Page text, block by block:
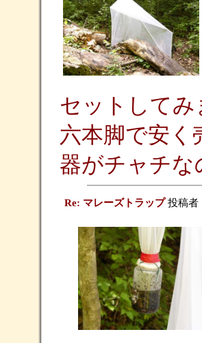
セットしてみ
六本脚で安く
器がチャチな
Re: マレーズトラップ投稿者